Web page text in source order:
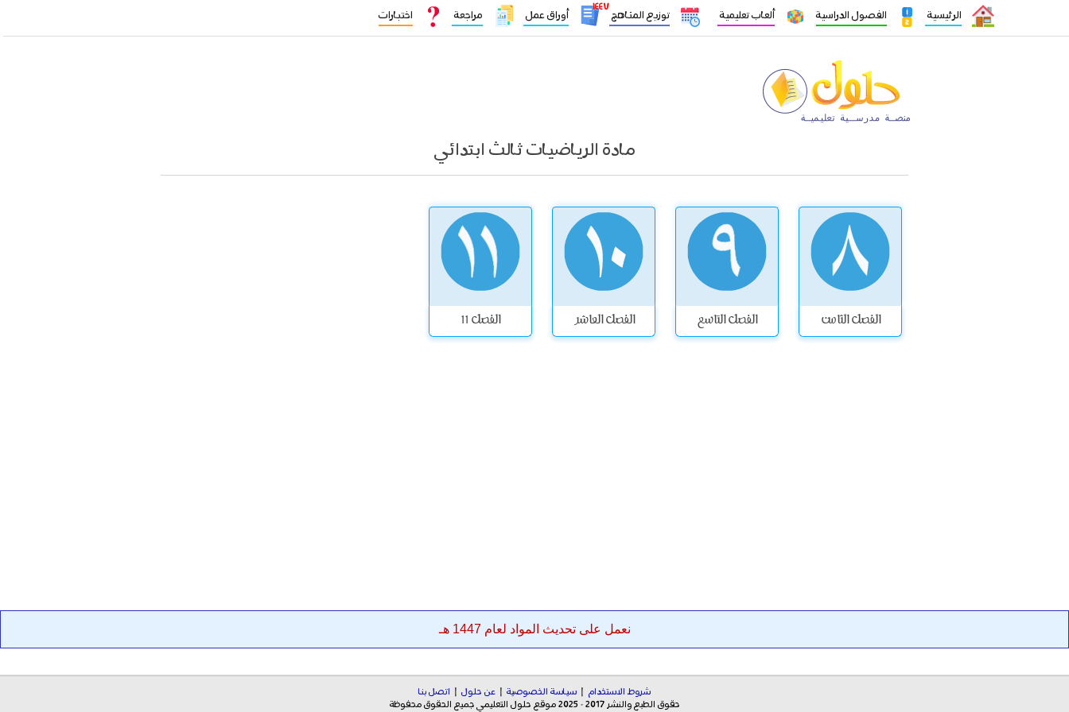
الرئيسية الفصول الدراسية ألعاب تعليمية توزيع المناهج
١٤٤٧
أوراق عمل مراجعة اختبارات
مادة الرياضيات ثالث ابتدائي
الفصل الثامن الفصل التاسع الفصل العاشر الفصل 11
نعمل على تحديث المواد لعام 1447 هـ
شروط الاستخدام | سياسة الخصوصية | عن حلول |
اتصل بنا
حقوق الطبع والنشر 2017 - 2025 موقع حلول التعليمي جميع الحقوق محفوظة